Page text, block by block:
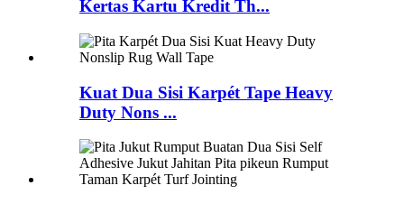
Kertas Kartu Kredit Th...
Kuat Dua Sisi Karpét Tape Heavy
Duty Nons ...